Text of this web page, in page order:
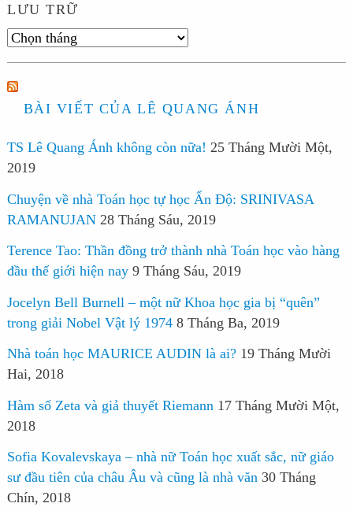
LƯU TRỮ
Lưu
BÀI VIẾT CỦA LÊ QUANG ÁNH
TS Lê Quang Ánh không còn nữa! 25 Tháng Mười Một,
2019
Chuyện về nhà Toán học tự học Ấn Độ: SRINIVASA
RAMANUJAN 28 Tháng Sáu, 2019
Terence Tao: Thần đồng trở thành nhà Toán học vào hàng
đầu thế giới hiện nay 9 Tháng Sáu, 2019
Jocelyn Bell Burnell – một nữ Khoa học gia bị “quên”
trong giải Nobel Vật lý 1974 8 Tháng Ba, 2019
Nhà toán học MAURICE AUDIN là ai? 19 Tháng Mười
Hai, 2018
Hàm số Zeta và giả thuyết Riemann 17 Tháng Mười Một,
2018
Sofia Kovalevskaya – nhà nữ Toán học xuất sắc, nữ giáo
sư đầu tiên của châu Âu và cũng là nhà văn 30 Tháng
Chín, 2018